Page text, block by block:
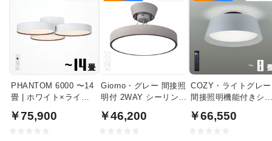
PHANTOM 6000 〜14
畳 | ホワイト×ライト
￥75,900
Giorno・グレー 間接照
明付 2WAY シーリング
ン付
￥46,200
COZY・ライトグレー
間接照明機能付きシ
￥66,550